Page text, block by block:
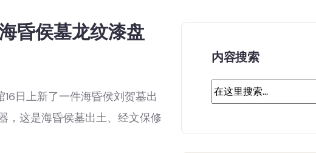
昏侯墓龙纹漆盘
日上新了一件海昏侯刘贺墓出
，这是海昏侯墓出土、经文保修
内容搜索